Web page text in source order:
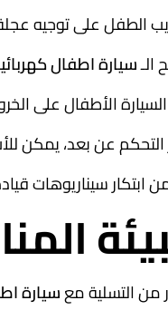
الطفل على توجيه
الـسيارة اطفال
الأطفال على
عن بعد، يمكن
سيناريوهات
التسلية معسيارة